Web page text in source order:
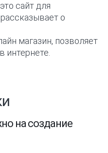
сайт для
о
магазин, позволяет
интернете.
на создание